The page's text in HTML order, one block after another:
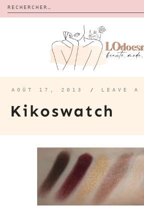
Rechercher :
CALENDRIERS DE L’AVENT
BON PLAN
À PROPOS
MES VIDÉOS
CONTACT
AOÛT 17, 2013 / LEAVE A
Kikoswatch